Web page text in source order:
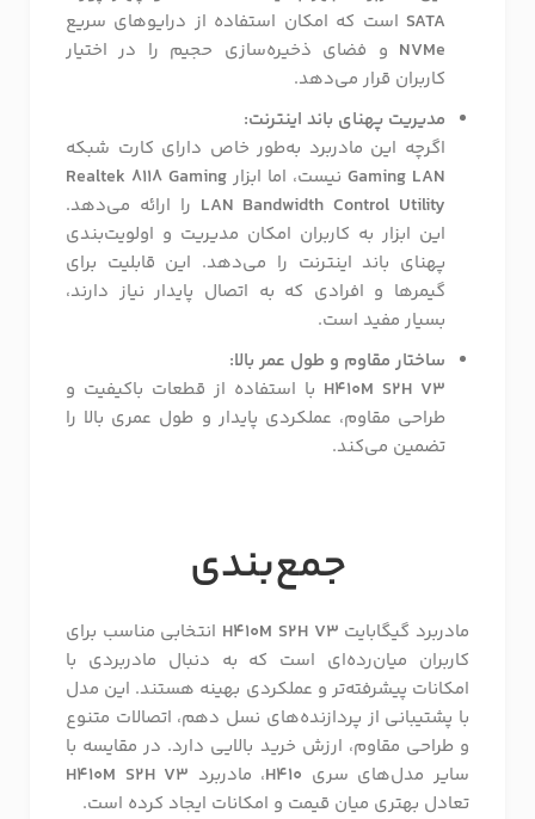
SATA است که امکان استفاده از درایوهای سریع
NVMe و فضای ذخیره‌سازی حجیم را در اختیار
کاربران قرار می‌دهد.
مدیریت پهنای باند اینترنت:
اگرچه این مادربرد به‌طور خاص دارای کارت شبکه
Gaming LAN نیست، اما ابزار Realtek 8118 Gaming
LAN Bandwidth Control Utility را ارائه می‌دهد.
این ابزار به کاربران امکان مدیریت و اولویت‌بندی
پهنای باند اینترنت را می‌دهد. این قابلیت برای
گیمرها و افرادی که به اتصال پایدار نیاز دارند،
بسیار مفید است.
ساختار مقاوم و طول عمر بالا:
H410M S2H V3 با استفاده از قطعات باکیفیت و
طراحی مقاوم، عملکردی پایدار و طول عمری بالا را
تضمین می‌کند.
جمع‌بندی
مادربرد گیگابایت H410M S2H V3 انتخابی مناسب برای
کاربران میان‌رده‌ای است که به دنبال مادربردی با
امکانات پیشرفته‌تر و عملکردی بهینه هستند. این مدل
با پشتیبانی از پردازنده‌های نسل دهم، اتصالات متنوع
و طراحی مقاوم، ارزش خرید بالایی دارد. در مقایسه با
سایر مدل‌های سری H410، مادربرد H410M S2H V3
تعادل بهتری میان قیمت و امکانات ایجاد کرده است.